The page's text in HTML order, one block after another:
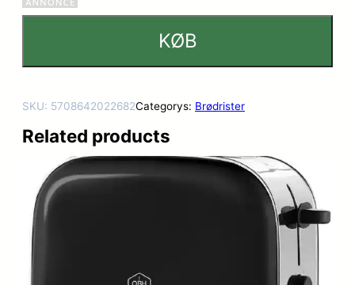
KØB
SKU: 5708642022682Categorys: Brødrister
Related products